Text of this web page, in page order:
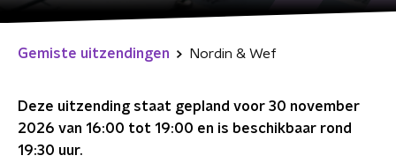
Gemiste uitzendingen Nordin & Wef
Deze uitzending staat gepland voor 30 november
2026 van 16:00 tot 19:00 en is beschikbaar rond
19:30 uur.